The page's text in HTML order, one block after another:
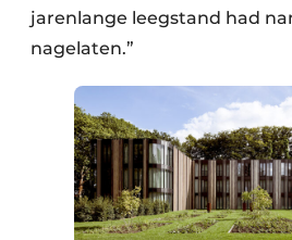
jarenlange leegstand had
nagelaten.”